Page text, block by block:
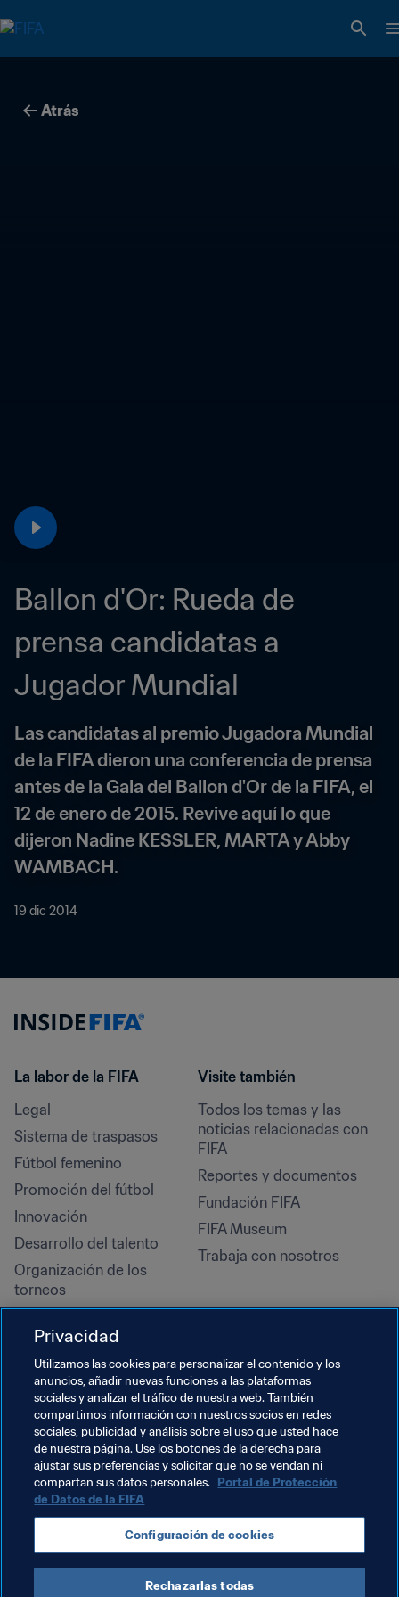
Atrás
Ballon d'Or: Rueda de
prensa candidatas a
Jugador Mundial
Las candidatas al premio Jugadora Mundial
de la FIFA dieron una conferencia de prensa
antes de la Gala del Ballon d'Or de la FIFA, el
12 de enero de 2015. Revive aquí lo que
dijeron Nadine KESSLER, MARTA y Abby
WAMBACH.
19 dic 2014
La labor de la FIFA
Legal
Sistema de traspasos
Fútbol femenino
Promoción del fútbol
Innovación
Desarrollo del talento
Organización de los
torneos
Derechos humanos y lucha
contra la discriminación
Salud y atención médica
Iniciativas educativas
Visite también
Todos los temas y las
noticias relacionadas con
FIFA
Reportes y documentos
Fundación FIFA
FIFA Museum
Trabaja con nosotros
Privacidad
Utilizamos las cookies para personalizar el contenido y los
anuncios, añadir nuevas funciones a las plataformas
sociales y analizar el tráfico de nuestra web. También
compartimos información con nuestros socios en redes
sociales, publicidad y análisis sobre el uso que usted hace
de nuestra página. Use los botones de la derecha para
ajustar sus preferencias y solicitar que no se vendan ni
compartan sus datos personales. Portal de Protección
de Datos de la FIFA
Configuración de cookies
Rechazarlas todas